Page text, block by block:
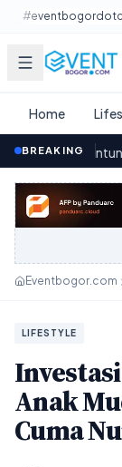
Lewati ke
Home
BREAKINGdi Rumah·
Eventbogor.com
LIFESTYLE
Anak
Cuma